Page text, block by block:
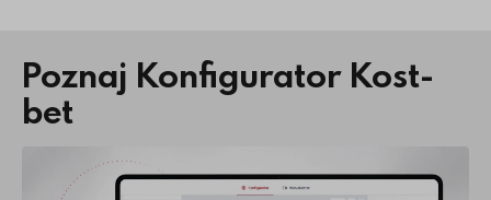
Poznaj Konfigurator Kost-
bet